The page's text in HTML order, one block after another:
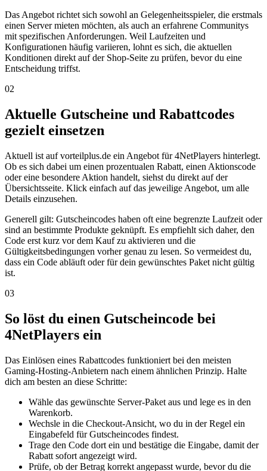
Das Angebot richtet sich sowohl an Gelegenheitsspieler, die erstmals
einen Server mieten möchten, als auch an erfahrene Communitys
mit spezifischen Anforderungen. Weil Laufzeiten und
Konfigurationen häufig variieren, lohnt es sich, die aktuellen
Konditionen direkt auf der Shop-Seite zu prüfen, bevor du eine
Entscheidung triffst.
02
Aktuelle Gutscheine und Rabattcodes
gezielt einsetzen
Aktuell ist auf vorteilplus.de ein Angebot für 4NetPlayers hinterlegt.
Ob es sich dabei um einen prozentualen Rabatt, einen Aktionscode
oder eine besondere Aktion handelt, siehst du direkt auf der
Übersichtsseite. Klick einfach auf das jeweilige Angebot, um alle
Details einzusehen.
Generell gilt: Gutscheincodes haben oft eine begrenzte Laufzeit oder
sind an bestimmte Produkte geknüpft. Es empfiehlt sich daher, den
Code erst kurz vor dem Kauf zu aktivieren und die
Gültigkeitsbedingungen vorher genau zu lesen. So vermeidest du,
dass ein Code abläuft oder für dein gewünschtes Paket nicht gültig
ist.
03
So löst du einen Gutscheincode bei
4NetPlayers ein
Das Einlösen eines Rabattcodes funktioniert bei den meisten
Gaming-Hosting-Anbietern nach einem ähnlichen Prinzip. Halte
dich am besten an diese Schritte:
Wähle das gewünschte Server-Paket aus und lege es in den
Warenkorb.
Wechsle in die Checkout-Ansicht, wo du in der Regel ein
Eingabefeld für Gutscheincodes findest.
Trage den Code dort ein und bestätige die Eingabe, damit der
Rabatt sofort angezeigt wird.
Prüfe, ob der Betrag korrekt angepasst wurde, bevor du die